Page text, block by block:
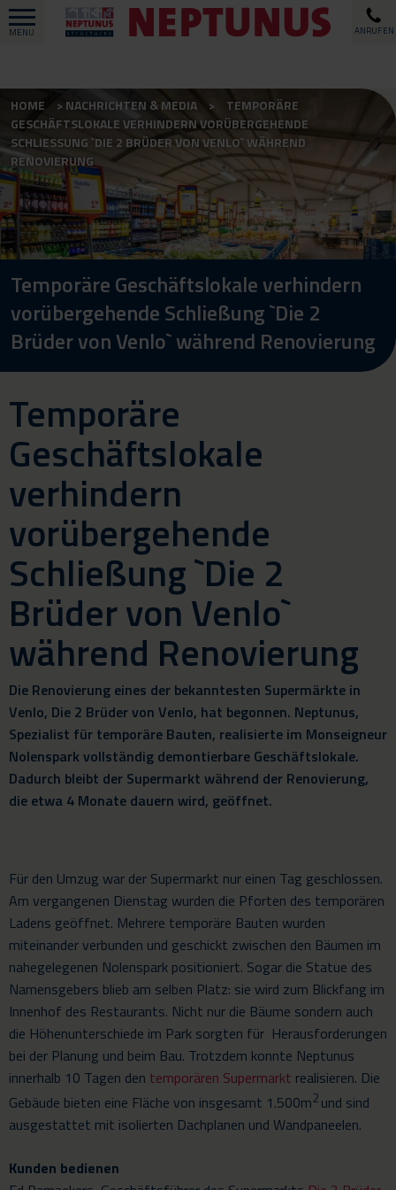
MENU ANRUFEN
HOME NACHRICHTEN & MEDIA
TEMPORÄRE
GESCHÄFTSLOKALE VERHINDERN VORÜBERGEHENDE
SCHLIESSUNG `DIE 2 BRÜDER VON VENLO` WÄHREND R
ENOVIERUNG
Temporäre Geschäftslokale verhindern
vorübergehende Schließung `Die 2
Brüder von Venlo` während Renovierung
Temporäre
Geschäftslokale
verhindern
vorübergehende
Schließung `Die 2
Brüder von Venlo`
während Renovierung
Die Renovierung eines der bekanntesten Supermärkte in
Venlo, Die 2 Brüder von Venlo, hat begonnen. Neptunus,
Spezialist für temporäre Bauten, realisierte im Monseigneur
Nolenspark vollständig demontierbare Geschäftslokale.
Dadurch bleibt der Supermarkt während der Renovierung,
die etwa 4 Monate dauern wird, geöffnet.
Für den Umzug war der Supermarkt nur einen Tag geschlossen.
Am vergangenen Dienstag wurden die Pforten des temporären
Ladens geöffnet. Mehrere temporäre Bauten wurden
miteinander verbunden und geschickt zwischen den Bäumen im
nahegelegenen Nolenspark positioniert. Sogar die Statue des
Namensgebers blieb am selben Platz: sie wird zum Blickfang im
Innenhof des Restaurants. Nicht nur die Bäume sondern auch
die Höhenunterschiede im Park sorgten für Herausforderungen
bei der Planung und beim Bau. Trotzdem konnte Neptunus
innerhalb 10 Tagen den temporären Supermarkt realisieren. Die
Gebäude bieten eine Fläche von insgesamt 1.500m2 und sind
ausgestattet mit isolierten Dachplanen und Wandpaneelen.
Kunden bedienen